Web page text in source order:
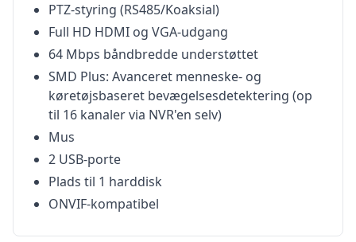
PTZ-styring (RS485/Koaksial)
Full HD HDMI og VGA-udgang
64 Mbps båndbredde understøttet
SMD Plus: Avanceret menneske- og
køretøjsbaseret bevægelsesdetektering (op
til 16 kanaler via NVR'en selv)
Mus
2 USB-porte
Plads til 1 harddisk
ONVIF-kompatibel